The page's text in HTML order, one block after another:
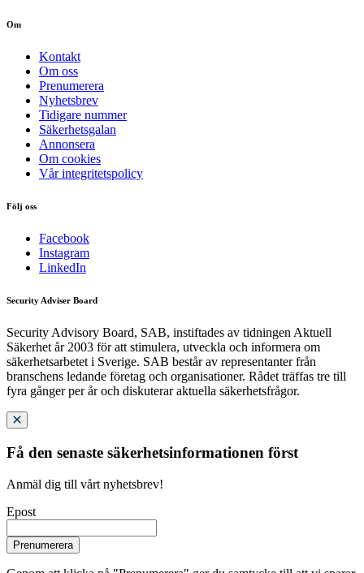
Om
Kontakt
Om oss
Prenumerera
Nyhetsbrev
Tidigare nummer
Säkerhetsgalan
Annonsera
Om cookies
Vår integritetspolicy
Följ oss
Facebook
Instagram
LinkedIn
Security Adviser Board
Security Advisory Board, SAB, instiftades av tidningen Aktuell
Säkerhet år 2003 för att stimulera, utveckla och informera om
säkerhetsarbetet i Sverige. SAB består av representanter från
branschens ledande företag och organisationer. Rådet träffas tre till
fyra gånger per år och diskuterar aktuella säkerhetsfrågor.
Få den senaste säkerhetsinformationen först
Anmäl dig till vårt nyhetsbrev!
Epost
Prenumerera